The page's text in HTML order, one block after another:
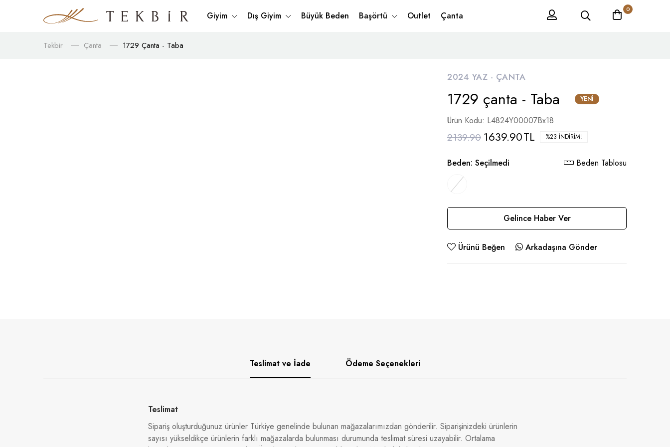
Giyim Dış Giyim Büyük Beden Başörtü Outlet Çanta
0
Tekbir Çanta 1729 Çanta - Taba
2024 YAZ - ÇANTA
1729 çanta - Taba YENI
Ürün Kodu: L4824Y00007Bx18
2139.90 1639.90TL %23 İNDIRIM!
Beden: Seçilmedi Beden Tablosu
Gelince Haber Ver
Ürünü Beğen Arkadaşına Gönder
Teslimat ve İade Ödeme Seçenekleri
Teslimat
Sipariş oluşturduğunuz ürünler Türkiye genelinde bulunan mağazalarımızdan gönderilir. Siparişinizdeki ürünlerin
sayısı yükseldikçe ürünlerin farklı mağazalarda bulunması durumunda teslimat süresi uzayabilir. Ortalama